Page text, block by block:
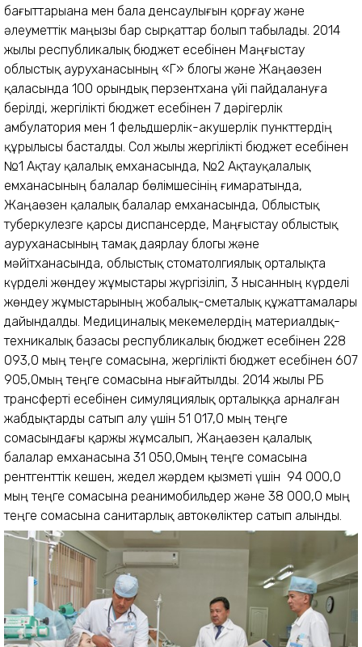
бағыттарыана мен бала денсаулығын қорғау және
әлеуметтік маңызы бар сырқаттар болып табылады. 2014
жылы республикалық бюджет есебінен Маңғыстау
облыстық ауруханасының «Г» блогы және Жаңаөзен
қаласында 100 орындық перзентхана үйі пайдалануға
берілді, жергілікті бюджет есебінен 7 дәрігерлік
амбулатория мен 1 фельдшерлік-акушерлік пункттердің
құрылысы басталды. Сол жылы жергілікті бюджет есебінен
№1 Ақтау қалалық емханасында, №2 Ақтауқалалық
емханасының балалар бөлімшесінің ғимаратында,
Жаңаөзен қалалық балалар емханасында, Облыстық
туберкулезге қарсы диспансерде, Маңғыстау облыстық
ауруханасының тамақ даярлау блогы және
мәйітханасында, облыстық стоматолгиялық орталықта
күрделі жөндеу жұмыстары жүргізіліп, 3 нысанның күрделі
жөндеу жұмыстарының жобалық-сметалық құжаттамалары
дайындалды. Медициналық мекемелердің материалдық-
техникалық базасы республикалық бюджет есебінен 228
093,0 мың теңге сомасына, жергілікті бюджет есебінен 607
905,0мың теңге сомасына нығайтылды. 2014 жылы РБ
трансферті есебінен симуляциялық орталыққа арналған
жабдықтарды сатып алу үшін 51 017,0 мың теңге
сомасындағы қаржы жұмсалып, Жаңаөзен қалалық
балалар емханасына 31 050,0мың теңге сомасына
рентгенттік кешен, жедел жәрдем қызметі үшін 94 000,0
мың теңге сомасына реанимобильдер және 38 000,0 мың
теңге сомасына санитарлық автокөліктер сатып алынды.